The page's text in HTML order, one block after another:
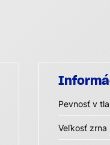
Pevnosť v
Veľkosť zrna